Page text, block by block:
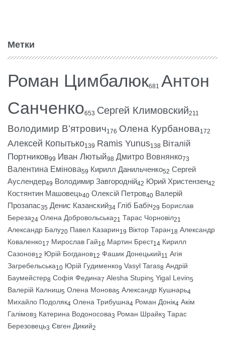
Метки
Роман Цимбалюк681 Антон
Санченко653 Сергей Климовский211
Володимир В’ятрович176 Олена Курбанова172
Алексей Копытько139 Ramis Yunus138 Віталій
Портников99 Иван Лютый98 Дмитро Вовнянко73
Валентина Емінова59 Кирилл Данильченко52 Сергей
Ауслендер49 Володимир Завгородній42 Юрий Христензен42
Костянтин Машовець40 Олексій Петров40 Валерій
Прозапас35 Денис Казанский34 Гліб Бабіч29 Борислав
Береза24 Олена Добровольська21 Тарас Чорновіл21
Александр Балу20 Павел Казарин19 Віктор Таран18 Александр
Коваленко17 Мирослав Гай16 Мартин Брест14 Кирилл
Сазонов12 Юрій Богданов12 Фашик Донецький11 Агія
Загребельська10 Юрій Гудименко9 Vasyl Taras8 Андрій
Баумейстер8 Софія Федина7 Alesha Stupin5 Yigal Levin5
Валерій Калниш5 Олена Монова5 Александр Кушнарь4
Михайло Подоляк4 Олена Трибушна4 Роман Донік4 Акім
Галімов3 Катерина Водоносова3 Роман Шрайк3 Тарас
Березовець3 Євген Дикий2